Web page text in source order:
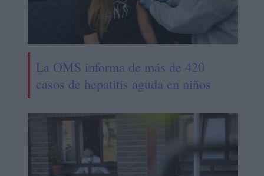
La OMS informa de más de 420
casos de hepatitis aguda en niños